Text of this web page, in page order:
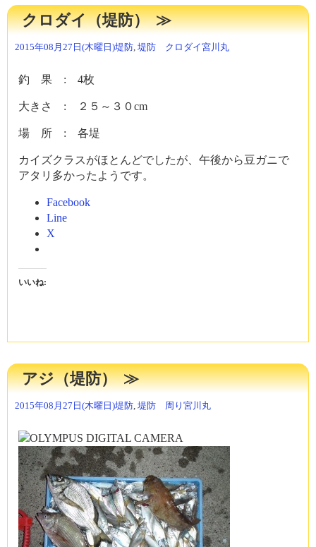
クロダイ（堤防）
2015年08月27日(木曜日)堤防, 堤防 クロダイ宮川丸
釣 果 : 4枚
大きさ : ２５～３０cm
場 所 : 各堤
カイズクラスがほとんどでしたが、午後から豆ガニで
アタリ多かったようです。
Facebook
Line
X
いいね:
アジ（堤防）
2015年08月27日(木曜日)堤防, 堤防 周り 宮川丸